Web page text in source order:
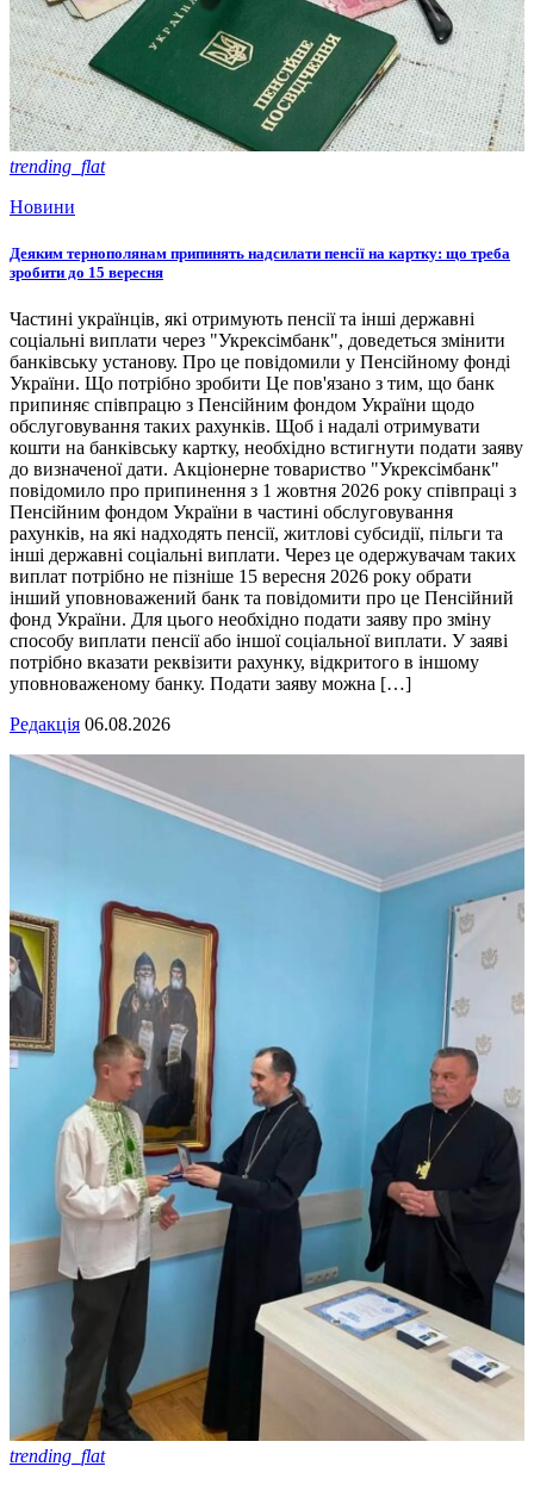
trending_flat
Новини
Деяким тернополянам припинять надсилати пенсії на картку: що треба
зробити до 15 вересня
Частині українців, які отримують пенсії та інші державні
соціальні виплати через "Укрексімбанк", доведеться змінити
банківську установу. Про це повідомили у Пенсійному фонді
України. Що потрібно зробити Це пов'язано з тим, що банк
припиняє співпрацю з Пенсійним фондом України щодо
обслуговування таких рахунків. Щоб і надалі отримувати
кошти на банківську картку, необхідно встигнути подати заяву
до визначеної дати. Акціонерне товариство "Укрексімбанк"
повідомило про припинення з 1 жовтня 2026 року співпраці з
Пенсійним фондом України в частині обслуговування
рахунків, на які надходять пенсії, житлові субсидії, пільги та
інші державні соціальні виплати. Через це одержувачам таких
виплат потрібно не пізніше 15 вересня 2026 року обрати
інший уповноважений банк та повідомити про це Пенсійний
фонд України. Для цього необхідно подати заяву про зміну
способу виплати пенсії або іншої соціальної виплати. У заяві
потрібно вказати реквізити рахунку, відкритого в іншому
уповноваженому банку. Подати заяву можна […]
Редакція 06.08.2026
trending_flat